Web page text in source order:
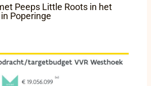
Peeps Little Roots in het
Poperinge